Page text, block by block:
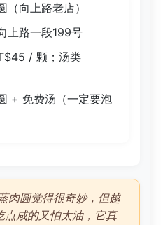
（向上路老店）
上路一段199号
/ 颗；汤类
+ 免费汤（一定要泡
肉圆觉得很奇妙，但越
点咸的又怕太油，它真